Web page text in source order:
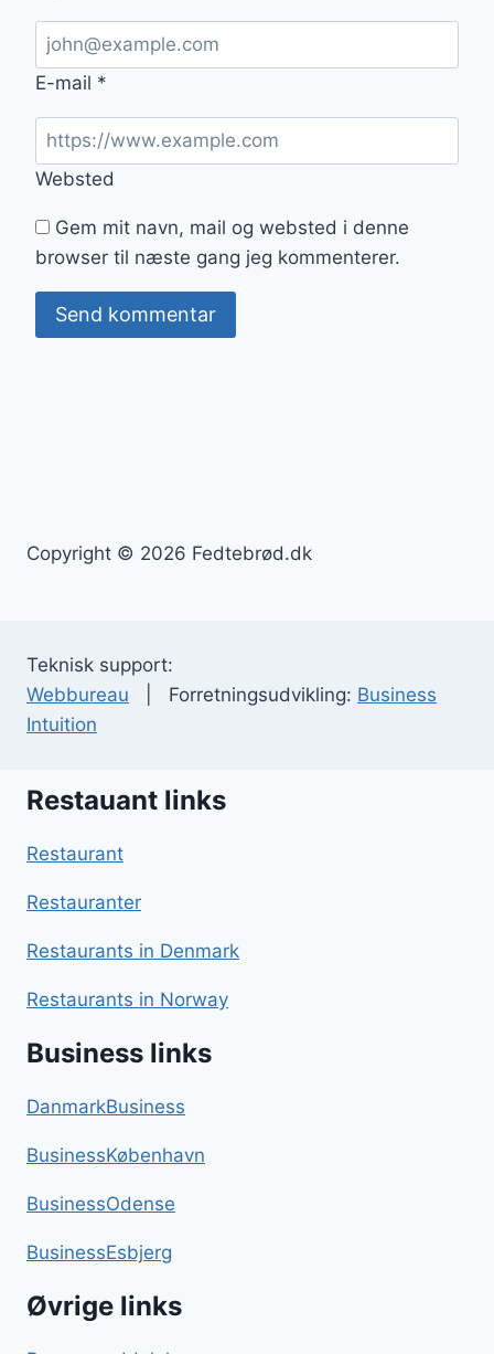
E-mail *
Websted
Gem mit navn, mail og websted i denne
browser til næste gang jeg kommenterer.
Copyright © 2026 Fedtebrød.dk
Teknisk support:
Webbureau | Forretningsudvikling: Business
Intuition
Restauant links
Restaurant
Restauranter
Restaurants in Denmark
Restaurants in Norway
Business links
DanmarkBusiness
BusinessKøbenhavn
BusinessOdense
BusinessEsbjerg
Øvrige links